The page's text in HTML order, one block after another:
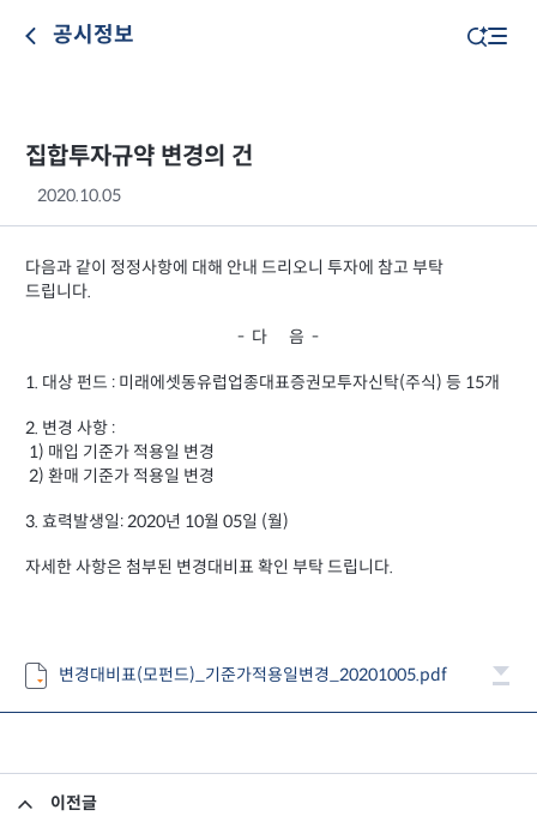
공시정보
집합투자규약 변경의 건
2020.10.05
다음과 같이 정정사항에 대해 안내 드리오니 투자에 참고 부탁
드립니다.
- 다 음 -
1. 대상 펀드 : 미래에셋동유럽업종대표증권모투자신탁(주식) 등 15개
2. 변경 사항 :
1) 매입 기준가 적용일 변경
2) 환매 기준가 적용일 변경
3. 효력발생일: 2020년 10월 05일 (월)
자세한 사항은 첨부된 변경대비표 확인 부탁 드립니다.
변경대비표(모펀드)_기준가적용일변경_20201005.pdf
이전글